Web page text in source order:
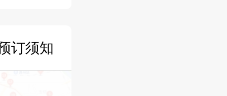
订须知